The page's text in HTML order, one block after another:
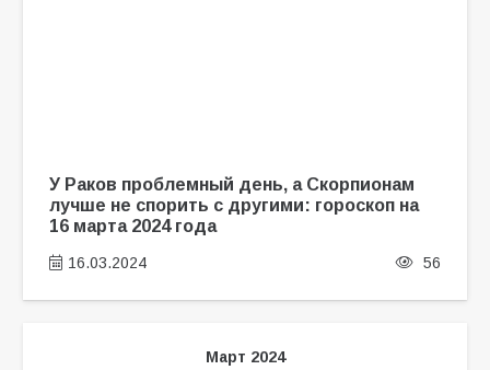
У Раков проблемный день, а Скорпионам
лучше не спорить с другими: гороскоп на
16 марта 2024 года
16.03.2024 56
Март 2024